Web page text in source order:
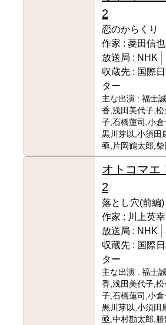
2
恋のからくり
作家 : 菱田信也
放送局 : NHK
収蔵先 : 国際
ター
主な出演 : 福士
香,浅田美代子,
子,石橋蓮司,小
黒川芽以,小須田
亟,片岡鶴太郎,
オトコマエ
2
落とし穴(前編)
作家 : 川上英幸
放送局 : NHK
収蔵先 : 国際
ター
主な出演 : 福士
香,浅田美代子,
子,石橋蓮司,小
黒川芽以,小須田
亟,中村勘太郎,